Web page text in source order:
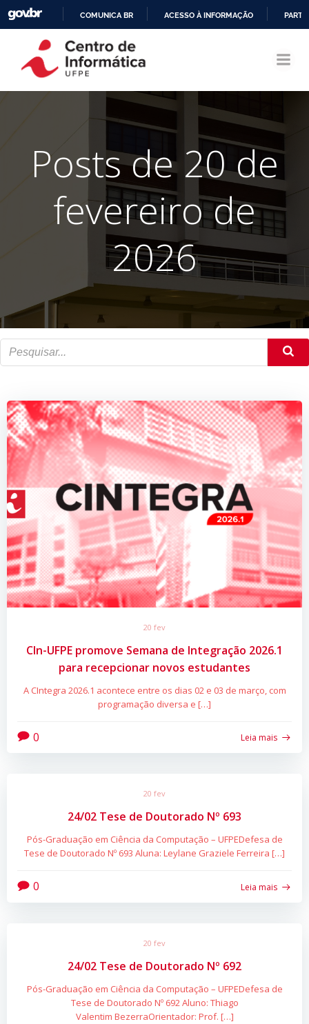
CONTEÚDO
COMUNICA BR ACESSO À INFORMAÇÃO
Posts de 20 de
fevereiro de
2026
20 fev
CIn-UFPE promove Semana de Integração 2026.1
para recepcionar novos estudantes
A CIntegra 2026.1 acontece entre os dias 02 e 03 de março, com
programação diversa e […]
0 Leia mais
20 fev
24/02 Tese de Doutorado Nº 693
Pós-Graduação em Ciência da Computação – UFPEDefesa de
Tese de Doutorado Nº 693 Aluna: Leylane Graziele Ferreira […]
0 Leia mais
20 fev
24/02 Tese de Doutorado Nº 692
Pós-Graduação em Ciência da Computação – UFPEDefesa de
Tese de Doutorado Nº 692 Aluno: Thiago
Valentim BezerraOrientador: Prof. […]